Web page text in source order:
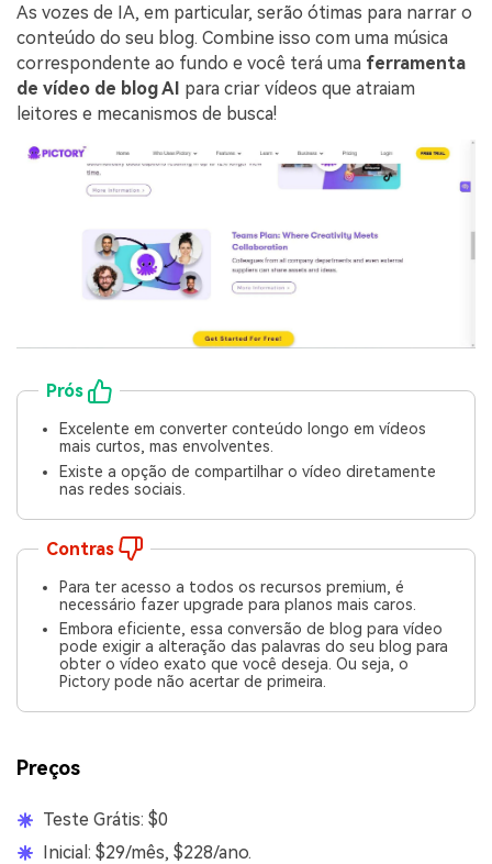
As vozes de IA, em particular, serão ótimas para narrar o
conteúdo do seu blog. Combine isso com uma música
correspondente ao fundo e você terá uma ferramenta
de vídeo de blog AI para criar vídeos que atraiam
leitores e mecanismos de busca!
Prós
Excelente em converter conteúdo longo em vídeos
mais curtos, mas envolventes.
Existe a opção de compartilhar o vídeo diretamente
nas redes sociais.
Contras
Para ter acesso a todos os recursos premium, é
necessário fazer upgrade para planos mais caros.
Embora eficiente, essa conversão de blog para vídeo
pode exigir a alteração das palavras do seu blog para
obter o vídeo exato que você deseja. Ou seja, o
Pictory pode não acertar de primeira.
Preços
Teste Grátis: $0
Inicial: $29/mês, $228/ano.